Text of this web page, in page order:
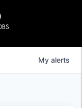
My alerts